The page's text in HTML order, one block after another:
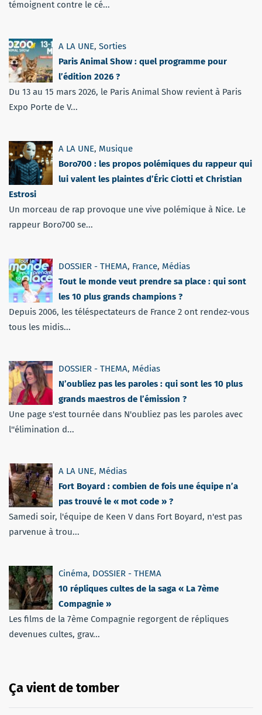
témoignent contre le cé...
A LA UNE, Sorties
Paris Animal Show : quel programme pour
l’édition 2026 ?
Du 13 au 15 mars 2026, le Paris Animal Show revient à Paris
Expo Porte de V...
A LA UNE, Musique
Boro700 : les propos polémiques du rappeur qui
lui valent les plaintes d’Éric Ciotti et Christian
Estrosi
Un morceau de rap provoque une vive polémique à Nice. Le
rappeur Boro700 se...
DOSSIER - THEMA, France, Médias
Tout le monde veut prendre sa place : qui sont
les 10 plus grands champions ?
Depuis 2006, les téléspectateurs de France 2 ont rendez-vous
tous les midis...
DOSSIER - THEMA, Médias
N’oubliez pas les paroles : qui sont les 10 plus
grands maestros de l’émission ?
Une page s'est tournée dans N'oubliez pas les paroles avec
l''élimination d...
A LA UNE, Médias
Fort Boyard : combien de fois une équipe n’a
pas trouvé le « mot code » ?
Samedi soir, l'équipe de Keen V dans Fort Boyard, n'est pas
parvenue à trou...
Cinéma, DOSSIER - THEMA
10 répliques cultes de la saga « La 7ème
Compagnie »
Les films de la 7ème Compagnie regorgent de répliques
devenues cultes, grav...
Ça vient de tomber